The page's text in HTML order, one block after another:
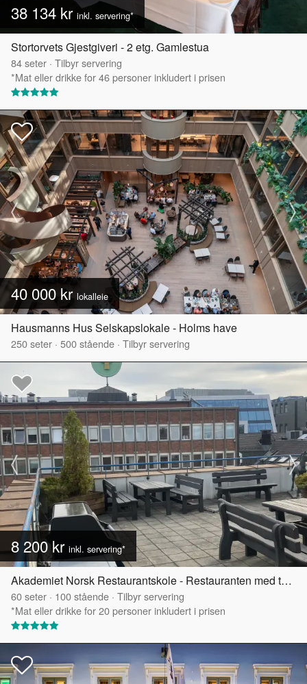
38 134 kr inkl. servering*
Stortorvets Gjestgiveri - 2 etg. Gamlestua
84seter · Tilbyr servering
*Mat eller drikke for 46 personer inkludert i prisen
40 000 kr lokalleie
Hausmanns Hus Selskapslokale - Holms have
250seter · 500stående · Tilbyr servering
8 200 kr inkl. servering*
Akademiet Norsk Restaurantskole - Restauranten med takterrasse
60seter · 100stående · Tilbyr servering
*Mat eller drikke for 20 personer inkludert i prisen